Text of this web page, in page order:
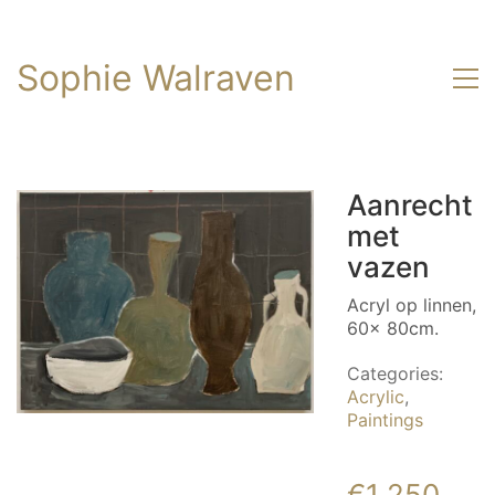
Sophie Walraven
Aanrecht
met
vazen
Acryl op linnen,
60x 80cm.
Categories:
Acrylic,
Paintings